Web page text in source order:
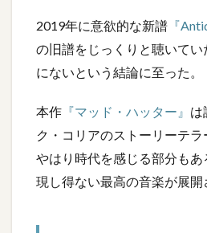
2019年に意欲的な新譜 『
の旧譜をじっくりと聴いて
にないという結論に至った。
本作 『マッド・ハッター』 は
ク・コリアのストーリーテ
やはり時代を感じる部分も
現し得ない最高の音楽が展開